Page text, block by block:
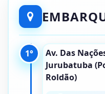
1°
Av. Das
Jurubatuba
Roldão)